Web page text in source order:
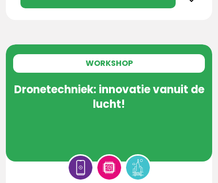
WORKSHOP
Dronetechniek: innovatie vanuit de
lucht!